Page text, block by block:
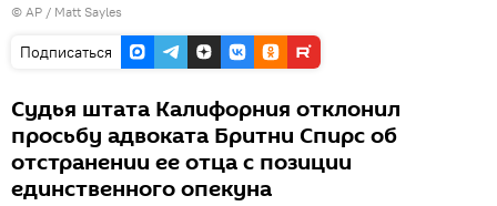
© AP / Matt Sayles
Подписаться
Судья штата Калифорния отклонил
просьбу адвоката Бритни Спирс об
отстранении ее отца с позиции
единственного опекуна